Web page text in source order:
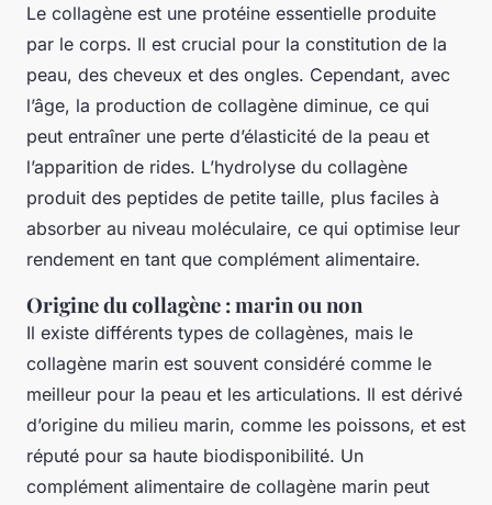
Le collagène est une protéine essentielle produite
par le corps. Il est crucial pour la constitution de la
peau, des cheveux et des ongles. Cependant, avec
l’âge, la production de collagène diminue, ce qui
peut entraîner une perte d’élasticité de la peau et
l’apparition de rides. L’hydrolyse du collagène
produit des peptides de petite taille, plus faciles à
absorber au niveau moléculaire, ce qui optimise leur
rendement en tant que complément alimentaire.
Origine du collagène : marin ou non
Il existe différents types de collagènes, mais le
collagène marin est souvent considéré comme le
meilleur pour la peau et les articulations. Il est dérivé
d’origine du milieu marin, comme les poissons, et est
réputé pour sa haute biodisponibilité. Un
complément alimentaire de collagène marin peut